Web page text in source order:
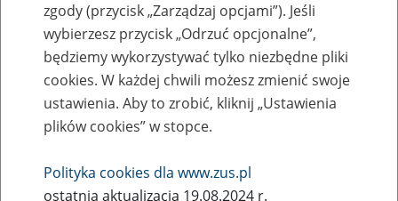
Zaproś ZUS do siebie - zakładanie profili
eZUS w siedzibie Twojej firmy
Rodzaj wydarzenia
zgody (przycisk „Zarządzaj opcjami”). Jeśli
wybierzesz przycisk „Odrzuć opcjonalne”,
będziemy wykorzystywać tylko niezbędne pliki
cookies. W każdej chwili możesz zmienić swoje
ustawienia. Aby to zrobić, kliknij „Ustawienia
plików cookies” w stopce.
Polityka cookies dla www.zus.pl
ostatnia aktualizacja 19.08.2024 r.